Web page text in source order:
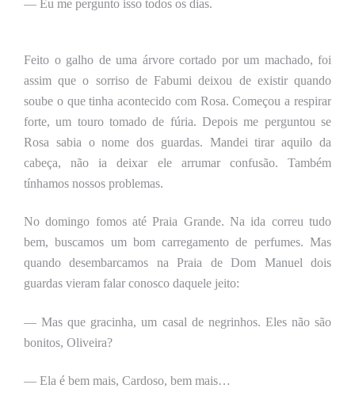
— Eu me pergunto isso todos os dias.
Feito o galho de uma árvore cortado por um machado, foi
assim que o sorriso de Fabumi deixou de existir quando
soube o que tinha acontecido com Rosa. Começou a respirar
forte, um touro tomado de fúria. Depois me perguntou se
Rosa sabia o nome dos guardas. Mandei tirar aquilo da
cabeça, não ia deixar ele arrumar confusão. Também
tínhamos nossos problemas.
No domingo fomos até Praia Grande. Na ida correu tudo
bem, buscamos um bom carregamento de perfumes. Mas
quando desembarcamos na Praia de Dom Manuel dois
guardas vieram falar conosco daquele jeito:
— Mas que gracinha, um casal de negrinhos. Eles não são
bonitos, Oliveira?
— Ela é bem mais, Cardoso, bem mais…